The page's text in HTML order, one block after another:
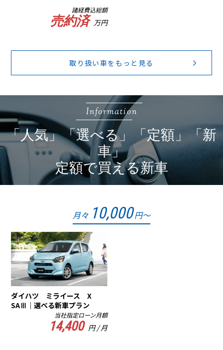
諸経費込総額
売約済 万円
取り扱い車をもっと見る
Information
「人気」「選べる」「定額」「新
車」
定額で買える新車
月々 10,000円～
ダイハツ ミライース X
SAⅢ｜選べる新車プラン
当社指定ローン月額
14,400 円 / 月